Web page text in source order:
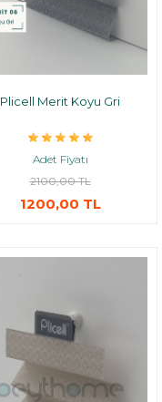
Plicell Merit Koyu Gri
Adet Fiyatı
2100,00 TL
1200,00 TL